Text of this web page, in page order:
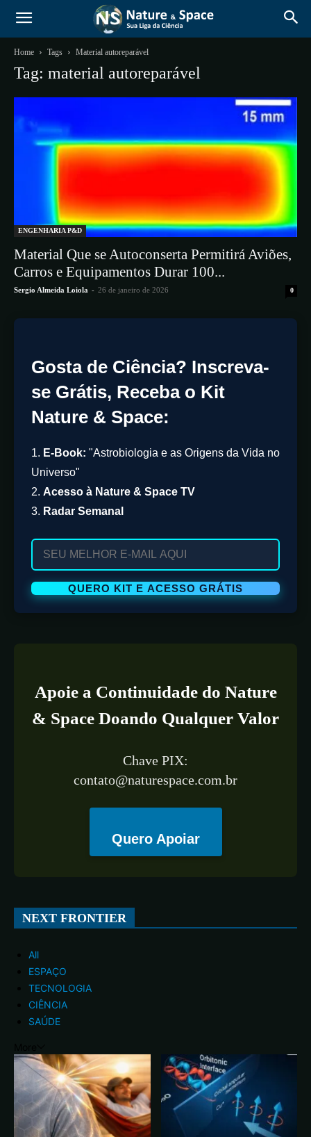
Home Tags Material autoreparável
Tag: material autoreparável
ENGENHARIA P&D
Material Que se Autoconserta Permitirá Aviões,
Carros e Equipamentos Durar 100...
Sergio Almeida Loiola - 26 de janeiro de 2026 0
Gosta de Ciência? Inscreva-
se Grátis, Receba o Kit
Nature & Space:
1. E-Book: "Astrobiologia e as Origens da Vida no
Universo"
2. Acesso à Nature & Space TV
3. Radar Semanal
Apoie a Continuidade do Nature
& Space Doando Qualquer Valor
Chave PIX:
contato@naturespace.com.br
Quero Apoiar
NEXT FRONTIER
All
ESPAÇO
TECNOLOGIA
CIÊNCIA
SAÚDE